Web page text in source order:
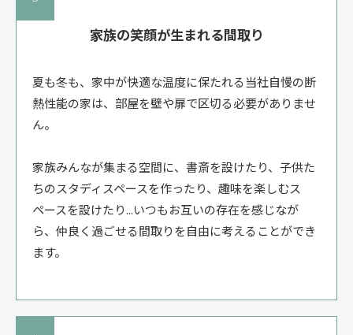
家族の笑顔が生まれる間取り
夏も冬も、家中が快適な温度に保たれる当社自慢の断
熱性能の家は、部屋を壁や扉で区切る必要がありませ
ん。
家族みんなが集まる空間に、書斎を設けたり、子供た
ちのスタディスペースを作ったり、趣味を楽しむス
ペースを設けたり...いつもお互いの存在を感じなが
ら、仲良く過ごせる間取りを自由に考えることができ
ます。